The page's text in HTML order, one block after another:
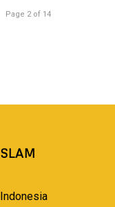
Page 2 of 14